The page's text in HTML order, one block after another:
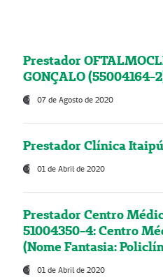
Prestador
GONÇALO (55004164-
07 de Agosto de 2020
Prestador Clínica
01 de Abril de 2020
Prestador Centro
51004350-4: Centro
(Nome Fantasia:
01 de Abril de 2020